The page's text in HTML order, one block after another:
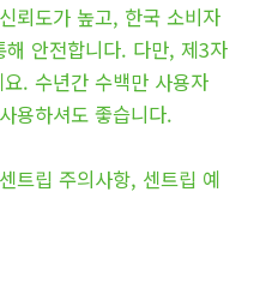
뢰도가 높고, 한국 소비자
안전합니다. 다만, 제3자
. 수년간 수백만 사용자
용하셔도 좋습니다.
트립 주의사항, 센트립 예